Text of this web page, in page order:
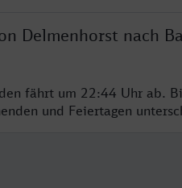
Delmenhorst nach
fährt um 22:44 Uhr ab.
und Feiertagen